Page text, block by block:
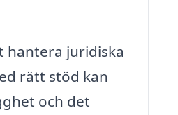
hantera juridiska
rätt stöd kan
och det